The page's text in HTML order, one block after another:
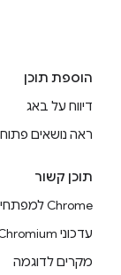
הוספת תוכן
דיווח על באג
ראה נושאים
תוכן קשור
Chrome למפתחים
עדכוני Chromium
מקרים לדוגמה